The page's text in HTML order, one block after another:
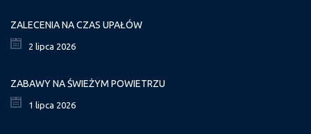
ZALECENIA NA CZAS UPAŁÓW
2 lipca 2026
ZABAWY NA ŚWIEŻYM POWIETRZU
1 lipca 2026